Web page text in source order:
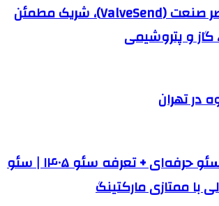
زرپالایش عصر صنعت (ValveSend)، شریک مطمئن
گاز و پتروشیمی
در تهران
🔍 خدمات سئو حرفه‌ای + تعرفه سئو ۱۴۰۵ | سئو
با ممتازی مارکتینگ